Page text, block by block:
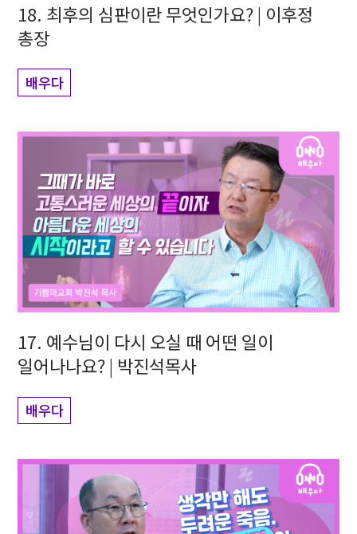
18. 최후의 심판이란 무엇인가요? | 이후정
총장
배우다
17. 예수님이 다시 오실 때 어떤 일이
일어나나요? | 박진석목사
배우다